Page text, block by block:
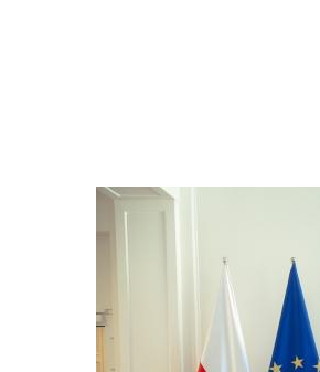
Obraz